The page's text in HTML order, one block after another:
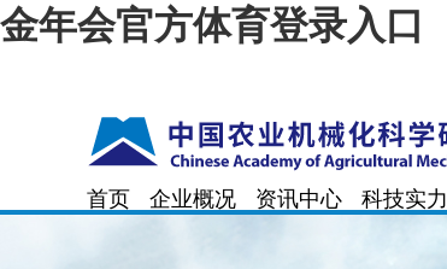
金年会官方体育登录入口
首页 企业概况 资讯中心 科技实力